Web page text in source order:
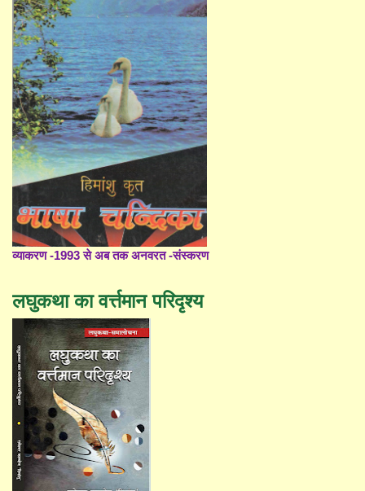
व्याकरण -1993 से अब तक अनवरत -संस्करण
लघुकथा का वर्त्तमान परिदृश्य